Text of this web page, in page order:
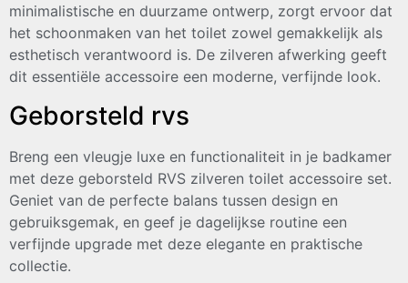
minimalistische en duurzame ontwerp, zorgt ervoor dat
het schoonmaken van het toilet zowel gemakkelijk als
esthetisch verantwoord is. De zilveren afwerking geeft
dit essentiële accessoire een moderne, verfijnde look.
Geborsteld rvs
Breng een vleugje luxe en functionaliteit in je badkamer
met deze geborsteld RVS zilveren toilet accessoire set.
Geniet van de perfecte balans tussen design en
gebruiksgemak, en geef je dagelijkse routine een
verfijnde upgrade met deze elegante en praktische
collectie.